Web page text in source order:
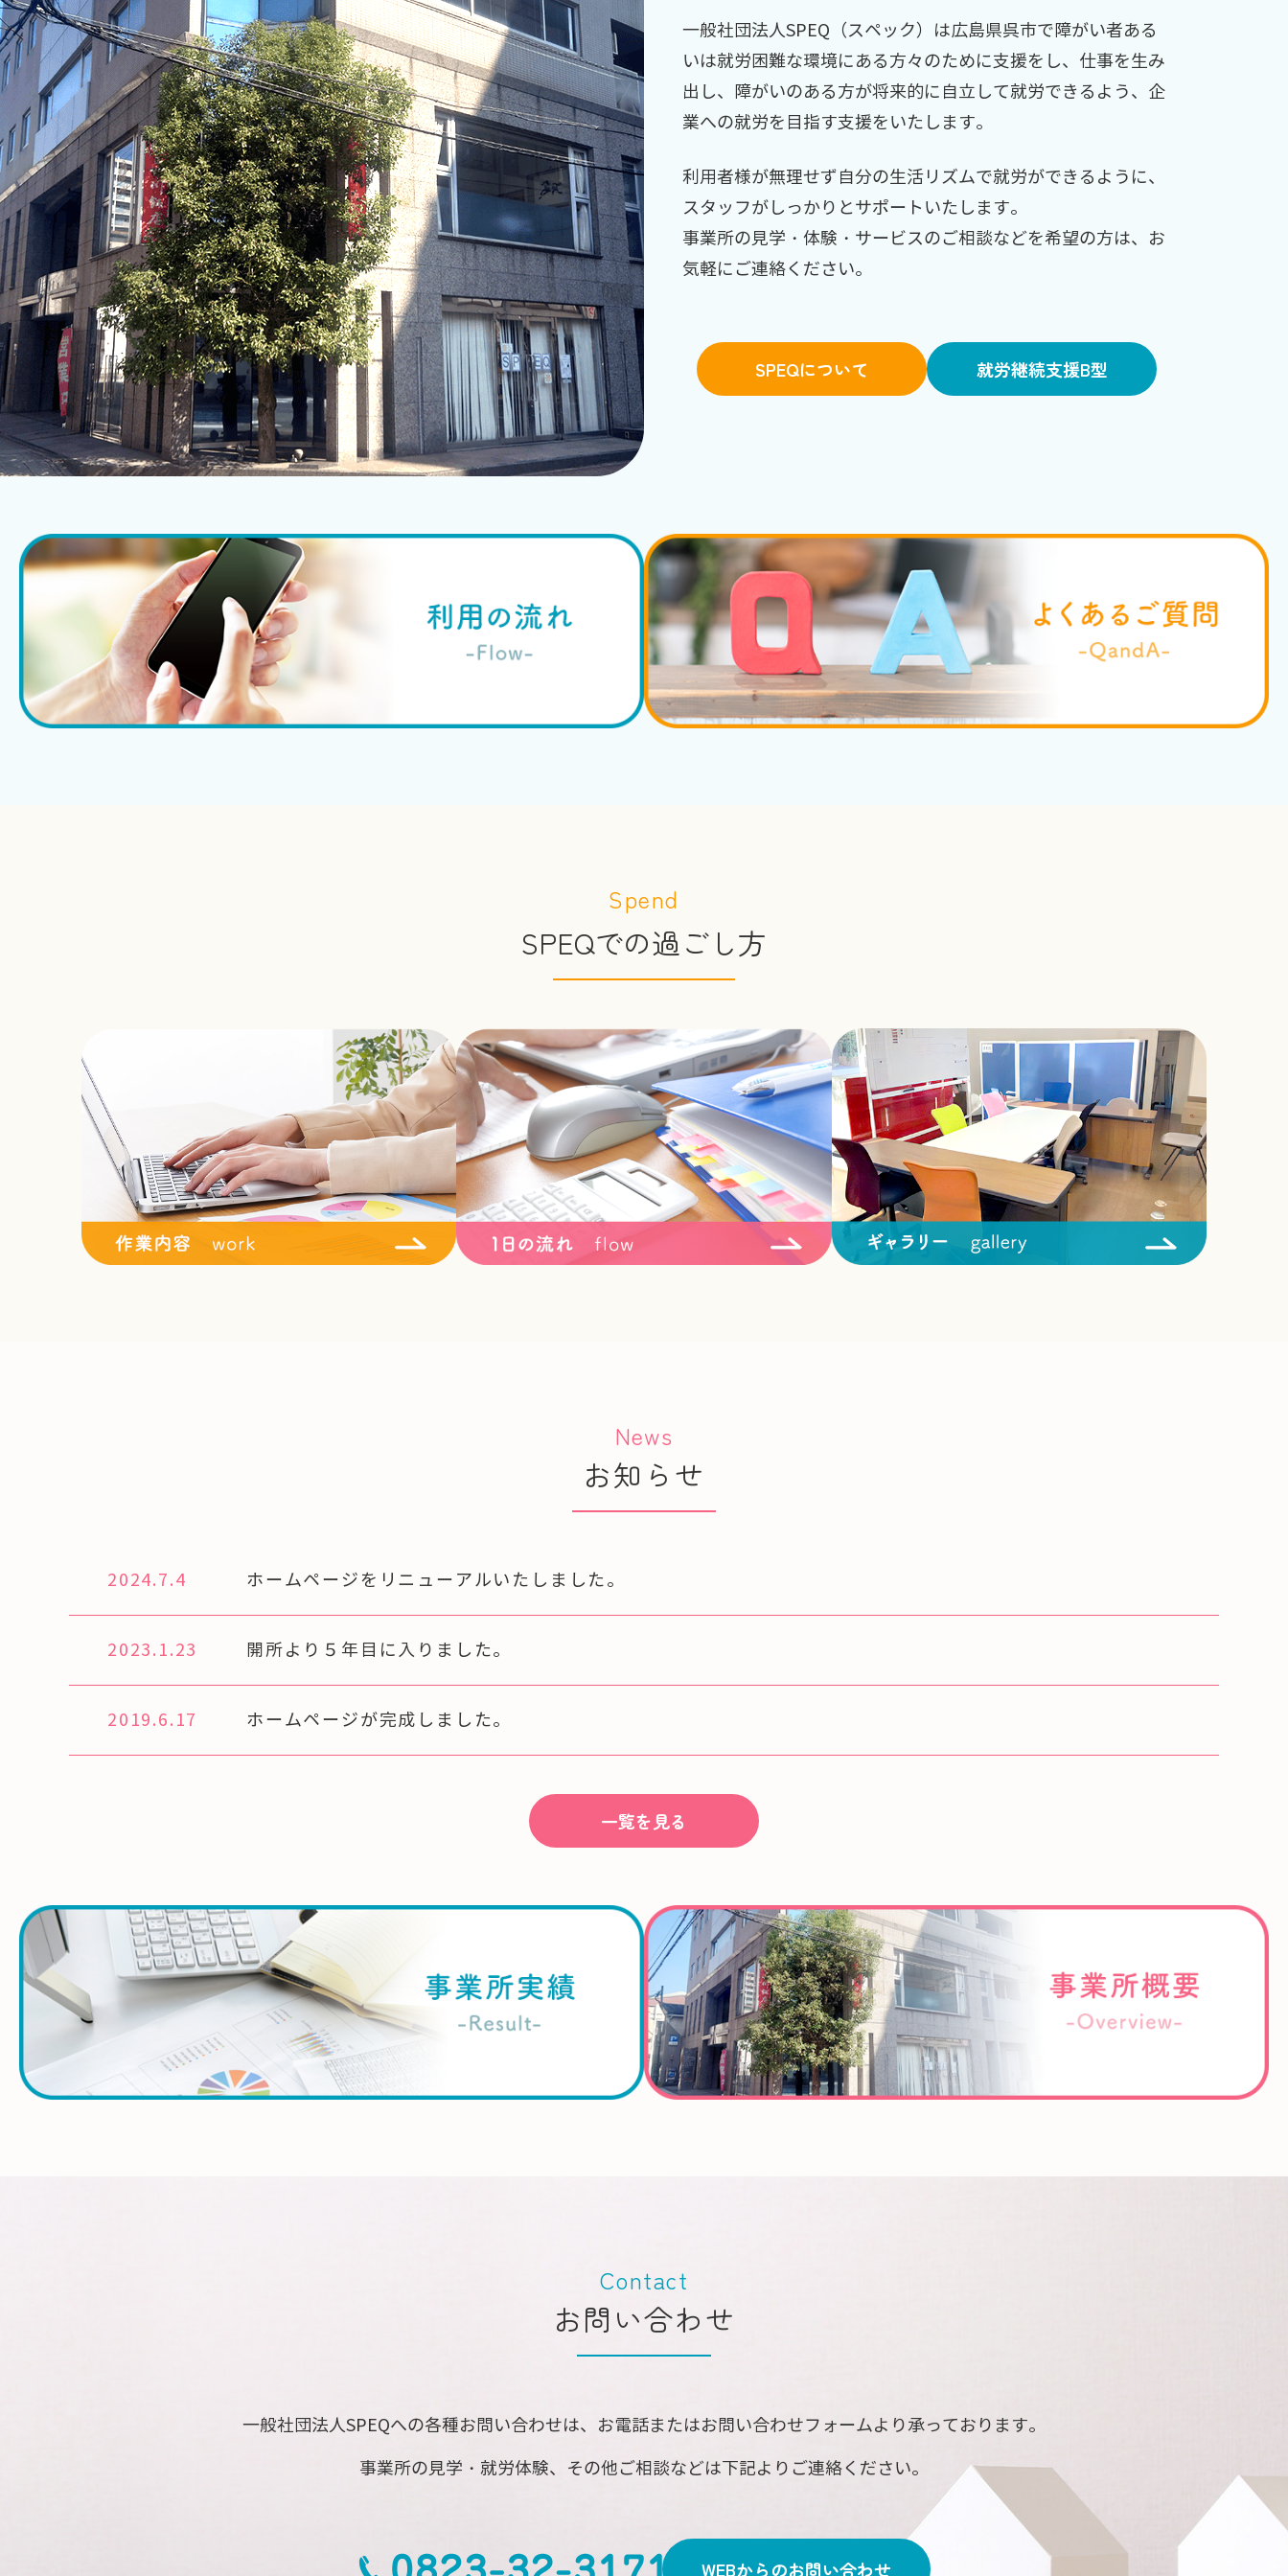
一般社団法人SPEQ（スペック）は広島県呉市で障がい者ある
いは就労困難な環境にある方々のために支援をし、仕事を生み
出し、障がいのある方が将来的に自立して就労できるよう、企
業への就労を目指す支援をいたします。
利用者様が無理せず自分の生活リズムで就労ができるように、
スタッフがしっかりとサポートいたします。
事業所の見学・体験・サービスのご相談などを希望の方は、お
気軽にご連絡ください。
SPEQについて 就労継続支援B型
Spend
SPEQでの過ごし方
News
お知らせ
2024.7.4 ホームページをリニューアルいたしました。
2023.1.23 開所より５年目に入りました。
2019.6.17 ホームページが完成しました。
一覧を見る
Contact
お問い合わせ
一般社団法人SPEQへの各種お問い合わせは、お電話またはお問い合わせフォームより承っております。
事業所の見学・就労体験、その他ご相談などは下記よりご連絡ください。
WEBからのお問い合わせ